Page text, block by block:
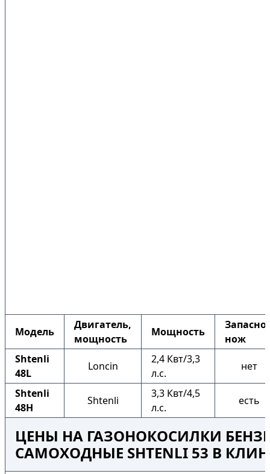
Модель
Двигатель,
мощность
Мощность
нож
Shtenli
48L
Loncin
2,4 Квт/3,3
л.с.
нет
Shtenli
48H
Shtenli
3,3 Квт/4,5
л.с.
есть
ЦЕНЫ НА ГАЗОНОКОСИЛКИ
САМОХОДНЫЕ SHTENLI 53 В